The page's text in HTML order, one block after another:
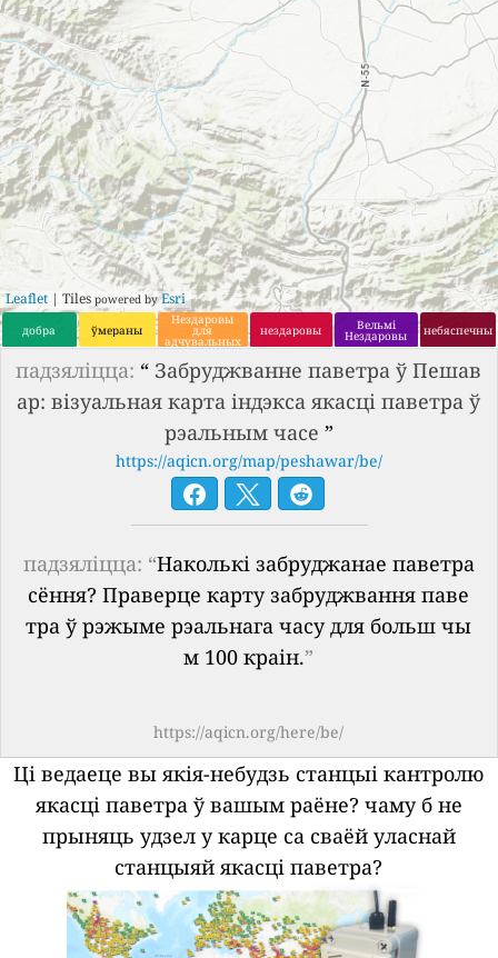
Leaflet | Tiles powered by Esri
добра ўмераны
Нездаровы
для
адчувальных
груп
нездаровы Вельмі
Нездаровы небяспечны
падзяліцца: “ Забруджванне паветра ў Пешав
ар: візуальная карта індэкса якасці паветра ў
рэальным часе ”
https://aqicn.org/map/peshawar/be/
падзяліцца: “Наколькі забруджанае паветра
сёння? Праверце карту забруджвання паве
тра ў рэжыме рэальнага часу для больш чы
м 100 краін.”
https://aqicn.org/here/be/
Ці ведаеце вы якія-небудзь станцыі кантролю
якасці паветра ў вашым раёне? чаму б не
прыняць удзел у карце са сваёй уласнай
станцыяй якасці паветра?